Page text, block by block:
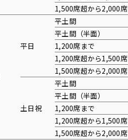
1,500席超から2,000席
平日
平土間
平土間（半面）
1,200席まで
1,200席超から1,500席
1,500席超から2,000席
土日祝
平土間
平土間（半面）
1,200席まで
1,200席超から1,500席
1,500席超から2,000席